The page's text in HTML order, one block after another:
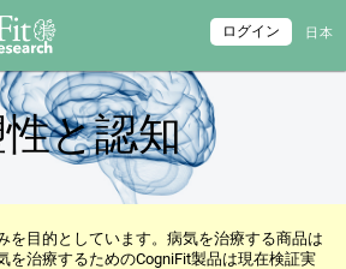
日本
ログイン
と認知
を目的としています。病気を治療する商品は
を治療するためのCogniFit製品は現在検証実